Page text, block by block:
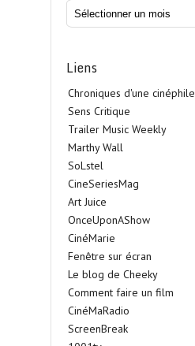
Liens
Chroniques d'une cinéphile
Sens Critique
Trailer Music Weekly
Marthy Wall
SoLstel
CineSeriesMag
Art Juice
OnceUponAShow
CinéMarie
Fenêtre sur écran
Le blog de Cheeky
Comment faire un film
CinéMaRadio
ScreenBreak